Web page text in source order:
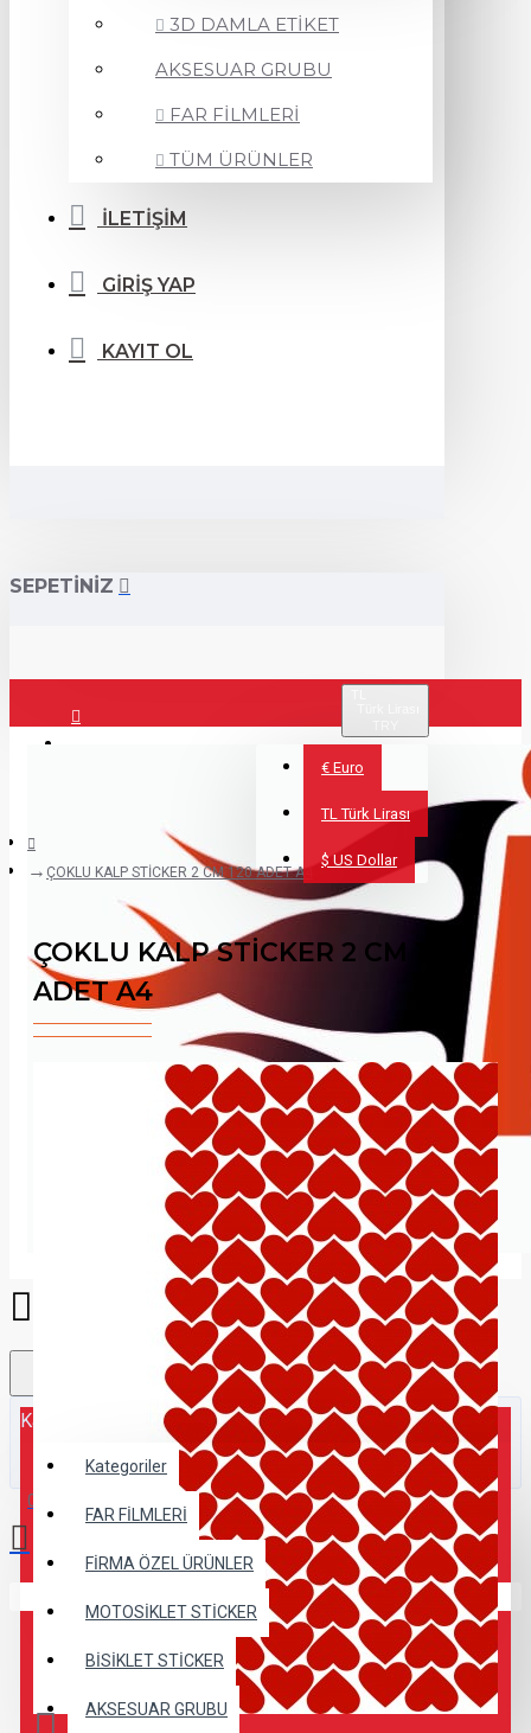
3D DAMLA ETİKET
AKSESUAR GRUBU
FAR FİLMLERİ
TÜM ÜRÜNLER
İLETİŞİM
GİRİŞ YAP
KAYIT OL
SEPETİNİZ
€ Euro
TL Türk Lirası
$ US Dollar
Kategoriler
Kategoriler
FAR FİLMLERİ
FİRMA ÖZEL ÜRÜNLER
MOTOSİKLET STİCKER
BİSİKLET STİCKER
AKSESUAR GRUBU
0 ürün - 0,00TL
ÇOKLU KALP STİCKER 2 CM 120 ADET A4
ÇOKLU KALP STİCKER 2 CM 120
ADET A4